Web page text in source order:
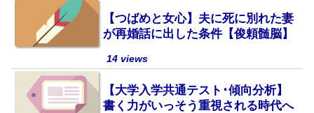
【つばめと女心】夫に死に別れた妻
が再婚話に出した条件【俊頼髄脳】
14 views
【大学入学共通テスト･傾向分析】
書く力がいっそう重視される時代へ